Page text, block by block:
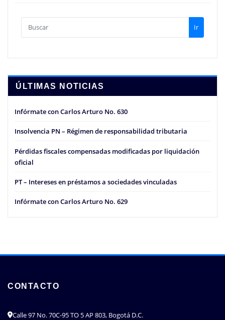
Ir
ÚLTIMAS NOTICIAS
Infórmate con Carlos Arturo No. 630
Insolvencia PN – Régimen de responsabilidad tributaria
Pérdidas fiscales compensadas modificadas por liquidación
oficial
PT – Intereses en préstamos a sociedades vinculadas
Infórmate con Carlos Arturo No. 629
CONTACTO
Calle 97 No. 70C-95 TO 5 AP 803, Bogotá D.C.